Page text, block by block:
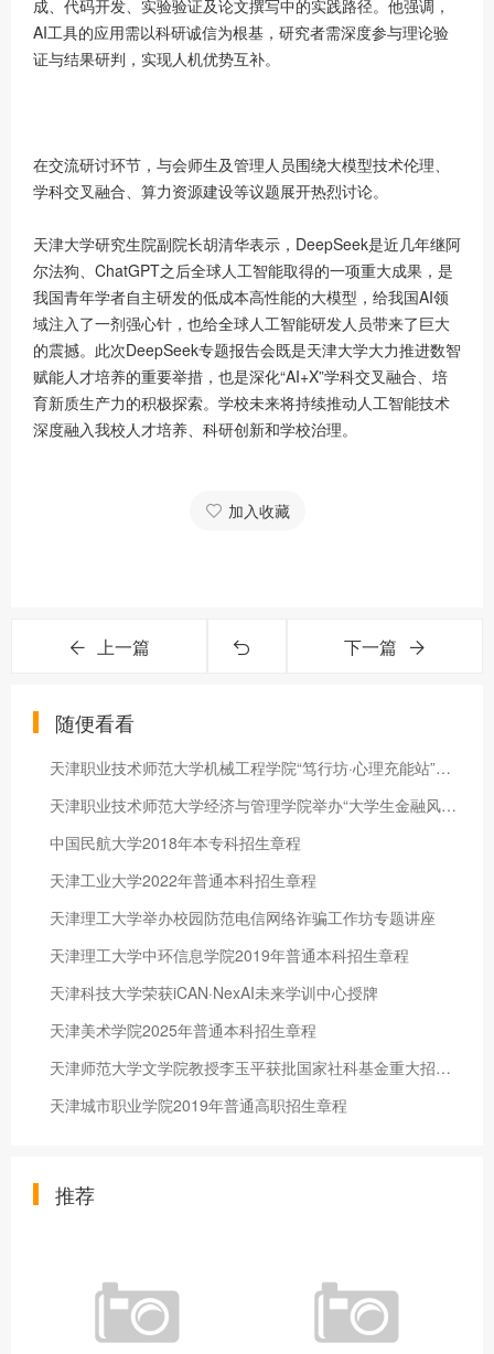
成、代码开发、实验验证及论文撰写中的实践路径。他强调，
AI工具的应用需以科研诚信为根基，研究者需深度参与理论验
证与结果研判，实现人机优势互补。
在交流研讨环节，与会师生及管理人员围绕大模型技术伦理、
学科交叉融合、算力资源建设等议题展开热烈讨论。
天津大学研究生院副院长胡清华表示，DeepSeek是近几年继阿
尔法狗、ChatGPT之后全球人工智能取得的一项重大成果，是
我国青年学者自主研发的低成本高性能的大模型，给我国AI领
域注入了一剂强心针，也给全球人工智能研发人员带来了巨大
的震撼。此次DeepSeek专题报告会既是天津大学大力推进数智
赋能人才培养的重要举措，也是深化“AI+X”学科交叉融合、培
育新质生产力的积极探索。学校未来将持续推动人工智能技术
深度融入我校人才培养、科研创新和学校治理。
加入收藏
上一篇 下一篇
随便看看
天津职业技术师范大学机械工程学院“笃行坊·心理充能站”开展首期活动——我的自“拼”像
天津职业技术师范大学经济与管理学院举办“大学生金融风险防范知识普及”主题讲座
中国民航大学2018年本专科招生章程
天津工业大学2022年普通本科招生章程
天津理工大学举办校园防范电信网络诈骗工作坊专题讲座
天津理工大学中环信息学院2019年普通本科招生章程
天津科技大学荣获iCAN·NexAI未来学训中心授牌
天津美术学院2025年普通本科招生章程
天津师范大学文学院教授李玉平获批国家社科基金重大招标项目
天津城市职业学院2019年普通高职招生章程
推荐